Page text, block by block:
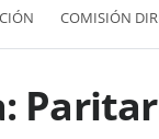
COMISIÓN